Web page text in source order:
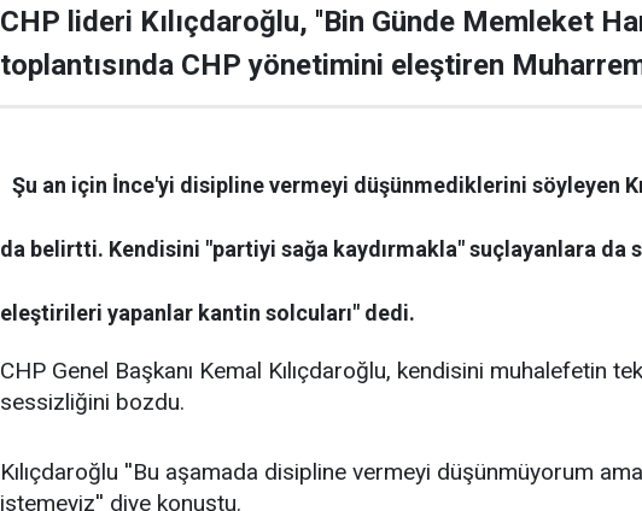
CHP lideri Kılıçdaroğlu, ''Bin Günde Memleket
toplantısında CHP yönetimini eleştiren
Şu an için İnce'yi disipline vermeyi düşünmediklerini söyleyen
da belirtti. Kendisini "partiyi sağa kaydırmakla" suçlayanlara da
eleştirileri yapanlar kantin solcuları" dedi.
CHP Genel Başkanı Kemal Kılıçdaroğlu, kendisini muhalefetin
sessizliğini bozdu.
Kılıçdaroğlu ''Bu aşamada disipline vermeyi düşünmüyorum
istemeyiz'' diye konuştu.